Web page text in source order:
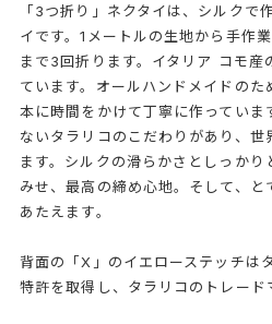
「3つ折り」ネクタイは、シルクで
イです。1メートルの生地から手作
まで3回折ります。イタリア コモ産
ています。オールハンドメイドのた
本に時間をかけて丁寧に作っていま
ないタラリコのこだわりがあり、世
ます。シルクの滑らかさとしっかり
みせ、最高の締め心地。そして、と
あたえます。
背面の「X」のイエローステッチは
特許を取得し、タラリコのトレード